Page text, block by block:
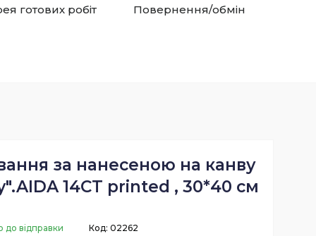
готових робіт Повернення/обмін
за нанесеною на канву
14CT printed , 30*40 см
до відправки Код: 02262